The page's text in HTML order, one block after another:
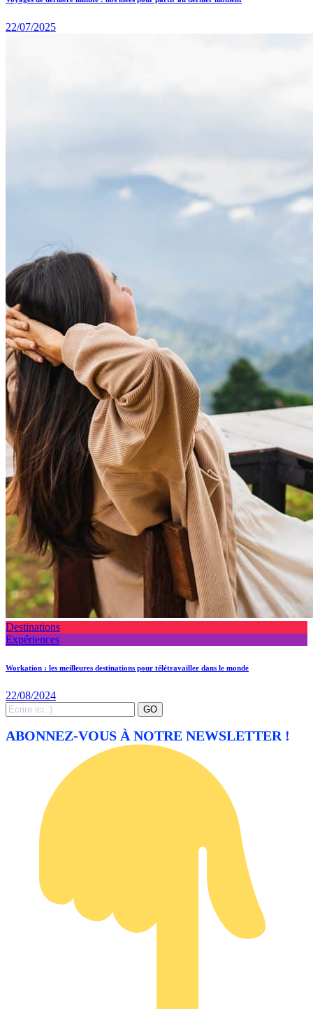
22/07/2025
Destinations
Expériences
Workation : les meilleures destinations pour télétravailler dans le monde
22/08/2024
Search
for:
GO
ABONNEZ-VOUS À NOTRE NEWSLETTER !